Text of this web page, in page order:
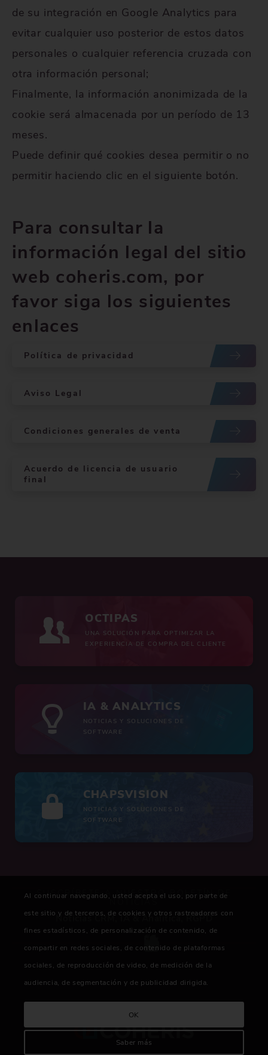
de su integración en Google Analytics para
evitar cualquier uso posterior de estos datos
personales o cualquier referencia cruzada con
otra información personal;
Finalmente, la información anonimizada de la
cookie será almacenada por un período de 13
meses.
Puede definir qué cookies desea permitir o no
permitir haciendo clic en el siguiente botón.
Para consultar la
información legal del sitio
web coheris.com, por
favor siga los siguientes
enlaces
Política de privacidad
Aviso Legal
Condiciones generales de venta
Acuerdo de licencia de usuario
final
OCTIPAS
UNA SOLUCIÓN PARA OPTIMIZAR LA
EXPERIENCIA DE COMPRA DEL CLIENTE
IA & ANALYTICS
NOTICIAS Y SOLUCIONES DE
SOFTWARE
CHAPSVISION
NOTICIAS Y SOLUCIONES DE
SOFTWARE
SUSCRÍBETE A NUESTRO BOLETÍN DE
NOTICIAS
Noticias CRM, IA & Analítica, RGPD
Al continuar navegando, usted acepta el uso, por parte de
este sitio y de terceros, de cookies y otros rastreadores con
fines estadísticos, de personalización de contenido, de
compartir en redes sociales, de contenido de plataformas
sociales, de reproducción de video, de medición de la
audiencia, de segmentación y de publicidad dirigida.
OK
Saber más